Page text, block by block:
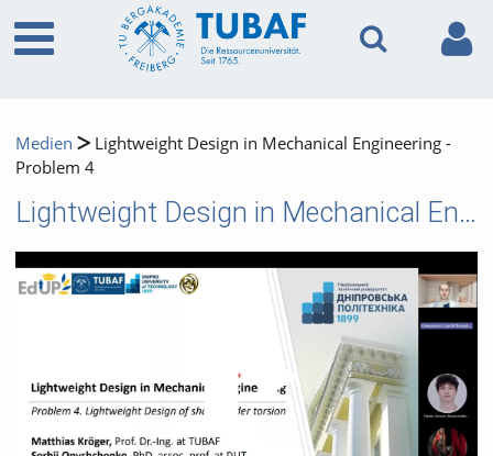
Medien
Lightweight Design in Mechanical Engineering -
Problem 4
Lightweight Design in Mechanical Engineering - Problem 4